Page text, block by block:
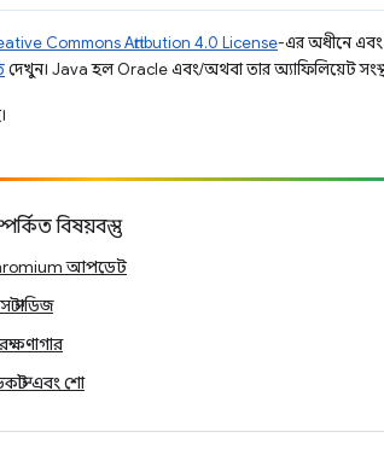
Commons Attribution 4.0 License-এর অধীনে
দেখুন। Java হল Oracle এবং/অথবা তার অ্যাফিলিয়েট সংস্থার
বিষয়বস্তু
আপডেট
স্টাডিজ
এবং শো